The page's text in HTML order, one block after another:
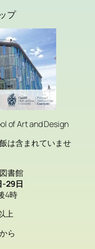
プ
of Art and Design
は含まれていませ
書館
29日
4時
上
ら